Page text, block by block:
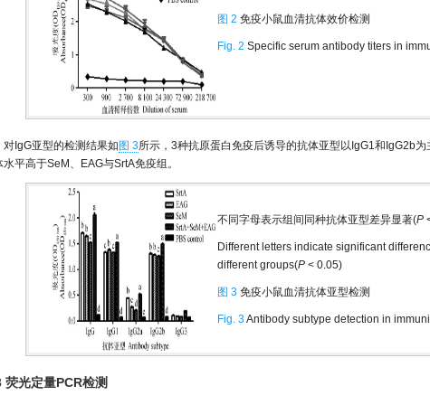
图 2 免疫小鼠血清抗体效价检测
Fig. 2 Specific serum antibody titers in
对IgG亚型的检测结果如 图 3所示，3种抗原蛋白免疫后诱导的抗体亚型以IgG1和IgG2b
水平高于SeM、EAG与SrtA免疫组。
不同字母表示组间同种抗体亚型差异显著(P
Different letters indicate significant
different groups(P< 0.05)
图 3 免疫小鼠血清抗体亚型检测
Fig. 3 Antibody subtype detection in
荧光定量PCR检测